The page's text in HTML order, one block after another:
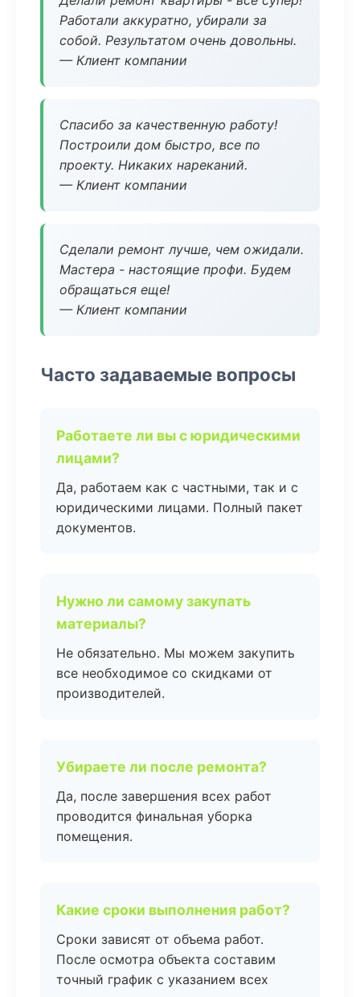
Работали аккуратно, убирали за
собой. Результатом очень довольны.
— Клиент компании
Спасибо за качественную работу!
Построили дом быстро, все по
проекту. Никаких нареканий.
— Клиент компании
Сделали ремонт лучше, чем ожидали.
Мастера - настоящие профи. Будем
обращаться еще!
— Клиент компании
Часто задаваемые вопросы
Работаете ли вы с юридическими
лицами?
Да, работаем как с частными, так и с
юридическими лицами. Полный пакет
документов.
Нужно ли самому закупать
материалы?
Не обязательно. Мы можем закупить
все необходимое со скидками от
производителей.
Убираете ли после ремонта?
Да, после завершения всех работ
проводится финальная уборка
помещения.
Какие сроки выполнения работ?
Сроки зависят от объема работ.
После осмотра объекта составим
точный график с указанием всех